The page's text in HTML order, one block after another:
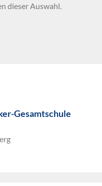
dieser Auswahl.
Gesamtschule